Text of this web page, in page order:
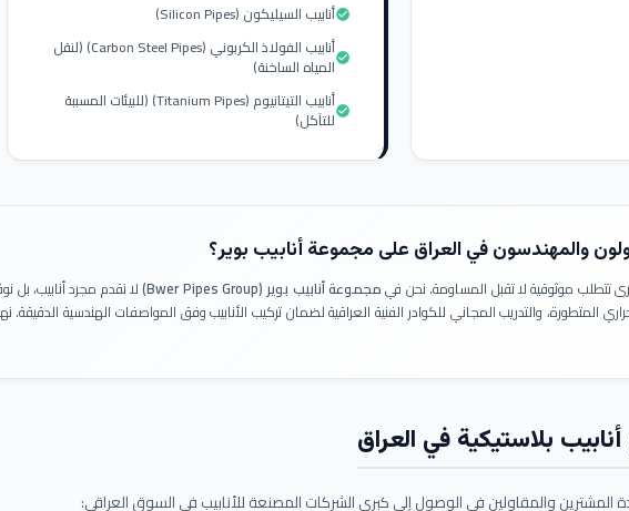
أنابيب السيليكون (Silicon Pipes)check_circle
أنابيب الفولاذ الكربوني (Carbon Steel Pipes) (لنقل
المياه الساخنة)check_circle
أنابيب التيتانيوم (Titanium Pipes) (للبيئات المسببة
للتآكل)check_circle
والمهندسون في العراق على مجموعة أنابيب بوير؟
تتطلب موثوقية لا تقبل المساومة. نحن فيمجموعة أنابيب بوير (Bwer Pipes Group)
لا نقدم مجرد أنابيب، بل
المتطورة، والتدريب المجاني للكوادر الفنية العراقية لضمان تركيب الأنابيب وفق المواصفات الهندسية
والمقاولين في الوصول إلى كبرى الشركات المصنعة للأنابيب في السوق العراقي: